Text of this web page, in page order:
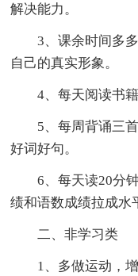
解决能力。
3、课余时间多多
自己的真实形象。
4、每天阅读书籍
5、每周背诵三首
好词好句。
6、每天读20分钟
绩和语数成绩拉成水
二、非学习类
1、多做运动，增